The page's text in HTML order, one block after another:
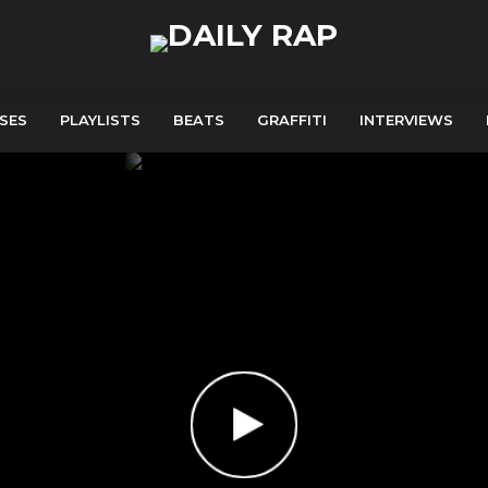
PLAYLISTS BEATS GRAFFITI INTERVIEWS